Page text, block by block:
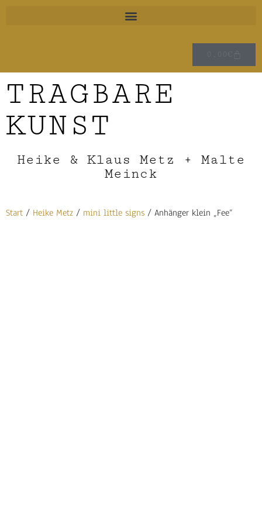
0,00 €
TRAGBARE
KUNST
Heike & Klaus Metz + Malte
Meinck
Start / Heike Metz / mini little signs / Anhänger klein „Fee“